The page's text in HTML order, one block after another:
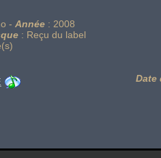
- Année : 2008
: Reçu du label
Date